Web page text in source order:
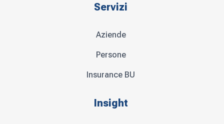
Servizi
Aziende
Persone
Insurance BU
Insight